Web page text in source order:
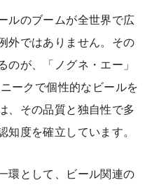
ルのブームが全世界で広
外ではありません。その
が、「ノグネ・エー」
ークで個性的なビールを
、その品質と独自性で多
度を確立しています。
環として、ビール関連の